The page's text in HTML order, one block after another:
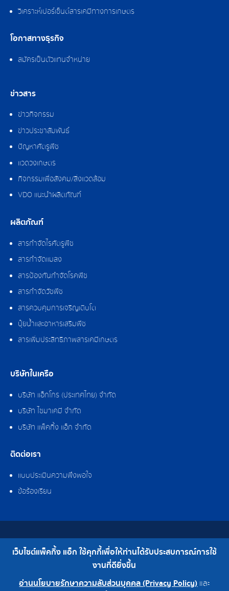
วิเคราะห์เปอร์เซ็นต์สารเคมีทางการเกษตร
โอกาสทางธุรกิจ
สมัครเป็นตัวแทนจำหน่าย
ข่าวสาร
ข่าวกิจกรรม
ข่าวประชาสัมพันธ์
ปัญหาศัตรูพืช
แวดวงเกษตร
กิจกรรมเพื่อสังคม/สิ่งแวดล้อม
VDO แนะนำผลิตภัณฑ์
ผลิตภัณฑ์
สารกำจัดไรศัตรูพืช
สารกำจัดแมลง
สารป้องกันกำจัดโรคพืช
สารกำจัดวัชพืช
สารควบคุมการเจริญเติบโต
ปุ๋ยน้ำและอาหารเสริมพืช
สารเพิ่มประสิทธิภาพสารเคมีเกษตร
บริษัทในเครือ
บริษัท แอ็กโกร (ประเทศไทย) จำกัด
บริษัท ไซมาเคมี จำกัด
บริษัท แพ็คกิ้ง แอ็ก จำกัด
ติดต่อเรา
แบบประเมินความพึงพอใจ
ข้อร้องเรียน
สงวนลิขสิทธิ์ © 2562 บริษัท แพ็คกิ้ง แอ็ก จำกัด
เบอร์โทร : 0-2308-2102 | โทรสาร : 0-2308-2487
เว็บไซต์แพ็คกิ้ง แอ็ก ใช้คุกกี้เพื่อให้ท่านได้รับประสบการณ์การใช้
งานที่ดียิ่งขึ้น
อ่านนโยบายรักษาความลับส่วนบุคคล (Privacy Policy) และ
0-2308-2102